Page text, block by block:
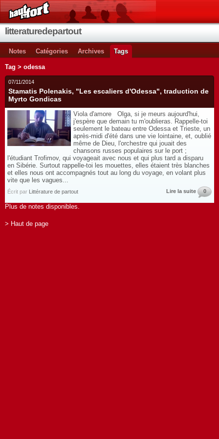
litteraturedepartout
Notes Catégories Archives Tags
Tag > odessa
07/11/2014
Stamatis Polenakis, "Les escaliers d'Odessa", traduction de
Myrto Gondicas
Viola d'amore Olga, si je meurs aujourd'hui,
j'espère que demain tu m'oublieras. Rappelle-toi
seulement le bateau entre Odessa et Trieste, un
après-midi d'été dans une vie lointaine, et, oublié
même de Dieu, l'orchestre qui jouait des
chansons russes populaires sur le port ;
l'étudiant Trofimov, qui voyageait avec nous et qui plus tard a disparu
en Sibérie. Surtout rappelle-toi les mouettes, elles étaient très blanches
et elles nous ont accompagnés tout au long du voyage, en volant plus
vite que les vagues...
Écrit par Littérature de partout Lire la suite 0
Plus de notes disponibles.
> Haut de page